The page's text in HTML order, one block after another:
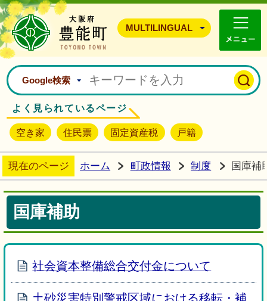
豊能町ホームページ
MULTILINGUAL
Google検索
よく見られているページ
空き家 住民票 固定資産税 戸籍
現在のページ ホーム 町政情報 制度 国庫補
国庫補助
社会資本整備総合交付金について
土砂災害特別警戒区域における移転・補